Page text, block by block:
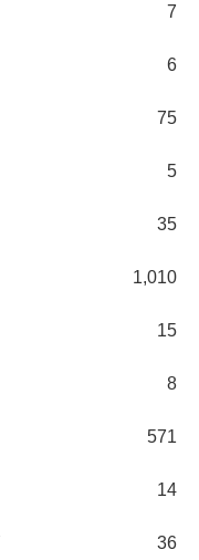
7
6
75
5
35
1,010
15
8
571
14
36